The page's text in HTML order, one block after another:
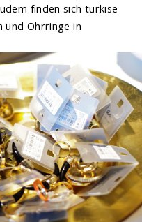
finden sich türkise
und Ohrringe in